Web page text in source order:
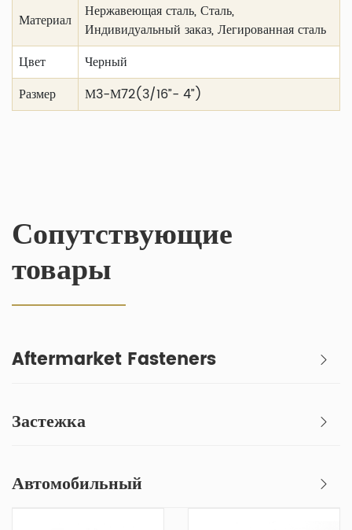
Материал
Нержавеющая сталь, Сталь,
Индивидуальный заказ, Легированная сталь
Цвет
Черный
Размер
М3-М72(3/16”- 4”)
Сопутствующие
товары
Aftermarket Fasteners
Застежка
Автомобильный